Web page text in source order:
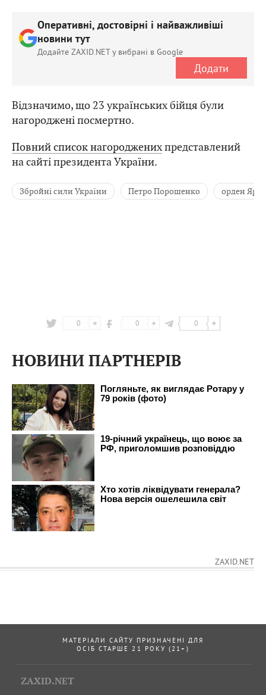
Оперативні, достовірні і найважливіші
новини тут
Додайте ZAXID.NET у вибрані в Google
Додати
Відзначимо, що 23 українських бійця були
нагороджені посмертно.
Повний список нагородженихпредставлений
на сайті президента України.
Збройні сили України Петро Порошенко орден
0 0 0
НОВИНИ ПАРТНЕРІВ
ZAXID.NET
МАТЕРІАЛИ САЙТУ ПРИЗНАЧЕНІ ДЛЯ
ОСІБ СТАРШЕ 21 РОКУ (21+)
ZAXID.NET